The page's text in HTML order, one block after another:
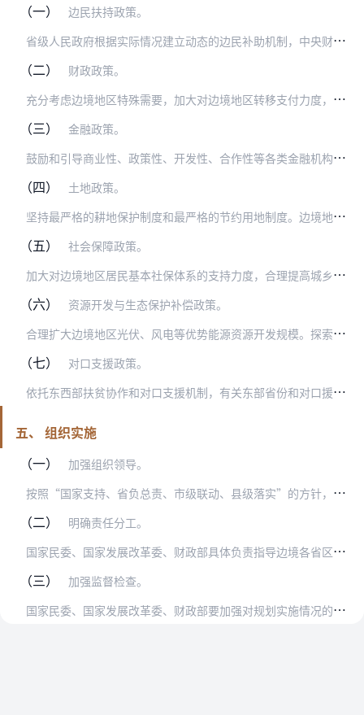
（一）
边民扶持政策。
省
级人民政府根据实际情况建立动态的边民补助机制，中央财政通过一般性转移支付给予支持，鼓励边境地区群众抵边居住和贴边生产生活。降低边民创业创新门槛，对边民自主创业…
（二）
财政政策。
充
分考虑边境地区特殊需要，加大对边境地区转移支付力度，推进地区间基本公共服务均等化。国家退耕还林还草、天然林保护、防护林建设、石漠化治理、防沙治沙、湿地保护与恢…
（三）
金融政策。
鼓
励和引导商业性、政策性、开发性、合作性等各类金融机构加大对边境地区的支持。支持商业性金融机构积极探索开发适合边境地区的金融产品和服务模式，合理调剂和引导信贷资…
（四）
土地政策。
坚
持最严格的耕地保护制度和最严格的节约用地制度。边境地区国家重点基础设施建设项目新增建设用地计划指标由国土资源部直接安排，保障兴边富民用地需要。分解下达城乡建设…
（五）
社会保障政策。
加
大对边境地区居民基本社保体系的支持力度，合理提高城乡居民基本医疗保险政府补助标准，合理确定最低生活保障标准。对于符合条件的沿边境行政村困难边民参加新农合的个人…
（六）
资源开发与生态保护补偿政策。
合
理扩大边境地区光伏、风电等优势能源资源开发规模。探索在边境地区率先实行自然资源资产收益扶持机制。在边境地区率先探索建立多元化生态保护补偿机制，扩大补偿范围，合…
（七）
对口支援政策。
依
托东西部扶贫协作和对口支援机制，有关东部省份和对口援疆援藏省份，加大对内蒙古、广西、云南、西藏、甘肃、新疆等省区边境地区的帮扶力度，在产业合作、劳务协作、人才…
五、 组织实施
（一）
加强组织领导。
按
照“国家支持、省负总责、市级联动、县级落实”的方针，加强组织领导，落实任务责任，密切协调合作，确保如期完成本规划确定的发展目标、主要任务和重点工程。充分发挥兴…
（二）
明确责任分工。
国
家民委、国家发展改革委、财政部具体负责指导边境各省区因地制宜、突出重点推进兴边富民行动，会同有关部门和边境省区进一步加强对接，研究确定各地兴边富民行动的重点方…
（三）
加强监督检查。
国
家民委、国家发展改革委、财政部要加强对规划实施情况的监督检查，协调解决规划实施过程中的问题，有关部门和边境省区人民政府要配合做好相关工作。加强规划实施监测，建…